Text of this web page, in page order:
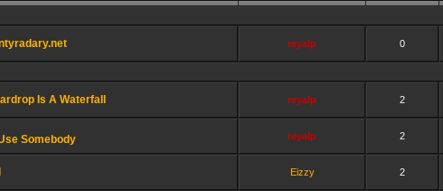
reyalp 0
Is A Waterfall reyalp 2
Somebody reyalp 2
Eizzy 2